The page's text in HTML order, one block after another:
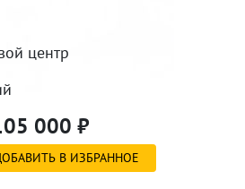
центр
000 ₽
В ИЗБРАННОЕ